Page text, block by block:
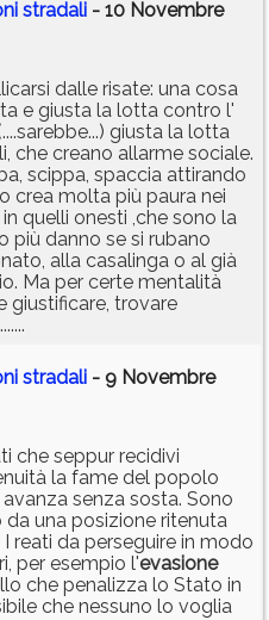
stradali - 10 Novembre
dalle risate: una cosa
e giusta la lotta contro l'
giusta la lotta
che creano allarme sociale.
scippa, spaccia attirando
crea molta più paura nei
quelli onesti ,che sono la
più danno se si rubano
alla casalinga o al già
Ma per certe mentalità
giustificare, trovare
stradali - 9 Novembre
che seppur recidivi
la fame del popolo
senza sosta. Sono
una posizione ritenuta
reati da perseguire in modo
per esempio l'evasione
che penalizza lo Stato in
che nessuno lo voglia